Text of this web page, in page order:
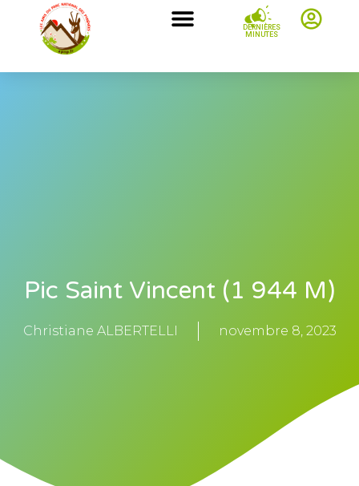
DERNIÈRES
MINUTES
Pic Saint Vincent (1 944 M)
Christiane ALBERTELLI novembre 8, 2023